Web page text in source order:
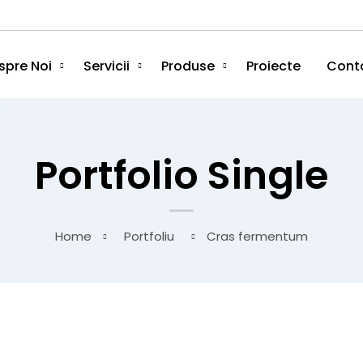
Noi Servicii Produse Proiecte
Portfolio Single
Home Portfoliu Cras fermentum